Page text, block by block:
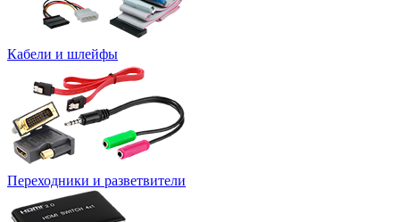
Кабели и шлейфы
Переходники и разветвители